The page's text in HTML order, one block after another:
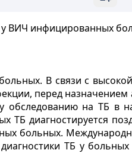
у ВИЧ инфицированных
В связи с
перед назначением
обследованию на ТБ в
диагностируется
больных.
ТБ у